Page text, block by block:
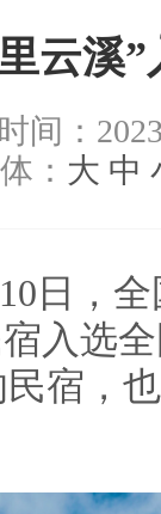
云溪
间：
体： 大 中
日，
入选
宿，